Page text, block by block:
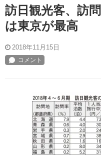
訪日観光客、訪
は東京が最高
2018年11月15日